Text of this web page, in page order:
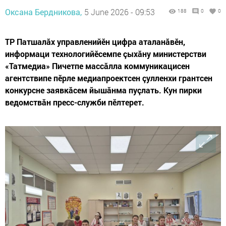
Оксана Бердникова, 5 June 2026 - 09:53 188 0 0
ТР Патшалăх управленийӗн цифра аталанăвӗн,
информаци технологийӗсемпе çыхăну министерстви
«Татмедиа» Пичетпе массăлла коммуникацисен
агентствипе пӗрле медиапроектсен çулленхи грантсен
конкурсне заявкăсем йышăнма пуçлать. Кун пирки
ведомствăн пресс-служби пӗлтерет.